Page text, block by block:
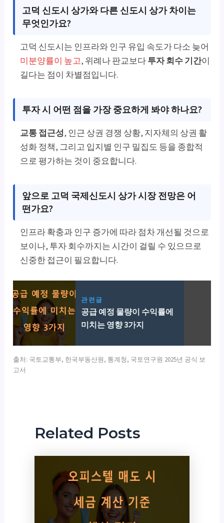
고덕 신도시 상가와 다른 신도시 상가 차이는
무엇인가요?
고덕 신도시는 인프라와 인구 유입 속도가 다소 늦어
미분양률이 높고, 위례나 판교보다투자 회수 기간이
길다는 점이 차별점입니다.
투자 시 어떤 점을 가장 중요하게 봐야 하나요?
교통 접근성, 인근 상권 경쟁 상황, 지자체의 상권 활
성화 정책, 그리고 입지별 인구 밀집도 등을 종합적
으로 평가하는 것이 중요합니다.
앞으로 고덕 국제신도시 상가 시장 전망은 어
떤가요?
인프라 확충과 인구 증가에 따라 점차 개선될 것으로
보이나, 투자 회수까지는 시간이 걸릴 수 있으므로
신중한 접근이 필요합니다.
관련글
공급 예정 물량이 수익률에
미치는 영향 3가지
출처: 국토교통부, 한국부동산원, 통계청, 국토연구원 2025년 공식 보
고서
Related Posts